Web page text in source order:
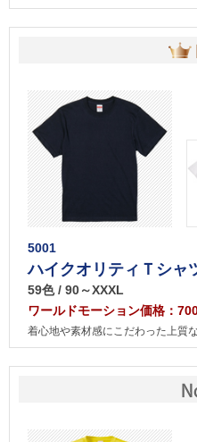
5001
ハイクオリティＴシャ
59色 / 90～XXXL
ワールドモーション価格：
着心地や素材感にこだわった上質